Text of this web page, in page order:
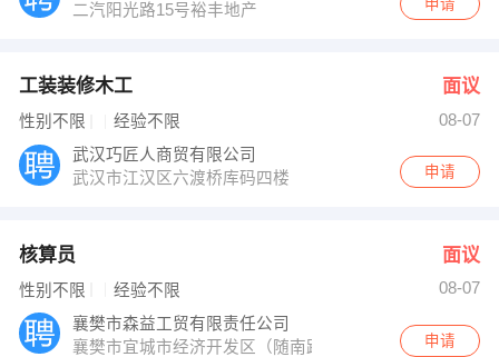
二汽阳光路15号裕丰地产
申请
工装装修木工 面议
性别不限 经验不限
08-07
武汉巧匠人商贸有限公司
武汉市江汉区六渡桥库码四楼
申请
核算员 面议
性别不限 经验不限
08-07
襄樊市森益工贸有限责任公司
襄樊市宜城市经济开发区（随南路）
申请